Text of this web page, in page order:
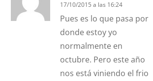
17/10/2015 a las 16:24
Pues es lo que pasa por
donde estoy yo
normalmente en
octubre. Pero este año
nos está viniendo el frio